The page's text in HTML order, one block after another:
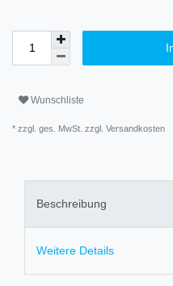
Wunschliste
* zzgl. ges. MwSt. zzgl. Versandkosten
Beschreibung
Weitere Details